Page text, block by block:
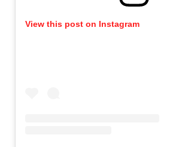
View this post on Instagram